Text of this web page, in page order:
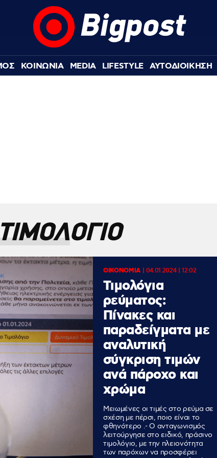
ΚΟΙΝΩΝΙΑ MEDIA LIFESTYLE ΑΥΤΟΔΙΟΙΚΗΣΗ
ΟΙΚΟΝΟΜΙΑ| 04.01.2024 | 12:02
Τιμολόγια
ρεύματος:
Πίνακες και
παραδείγματα με
αναλυτική
σύγκριση τιμών
ανά πάροχο και
χρώμα
Μειωμένες οι τιμές στο ρεύμα σε
σχέση με πέρσι, ποιο είναι το
φθηνότερο .- Ο ανταγωνισμός
λειτούργησε στο ειδικό, πράσινο
τιμολόγιο, με την πλειονότητα
των παρόχων να προσφέρει